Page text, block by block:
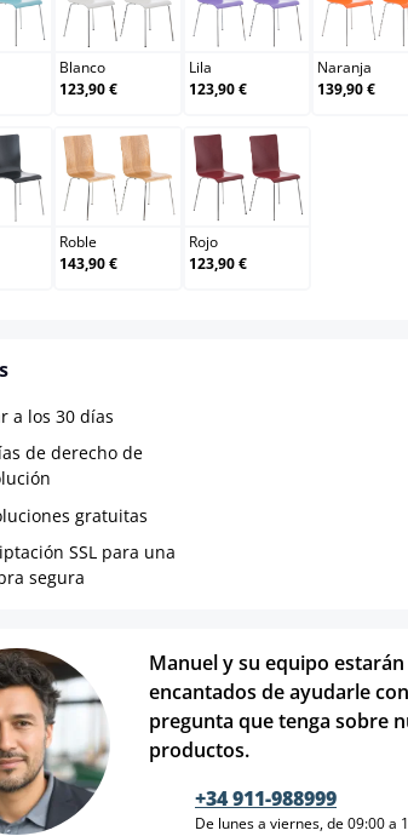
claro Blanco
Blanco
123,90 €
Lila
Lila
123,90 €
Naranja
139,90 €
Roble
Roble
143,90 €
Rojo
Rojo
123,90 €
a los 30 días
de derecho de
gratuitas
SSL para una
segura
Manuel y su equipo estarán
encantados de ayudarle
pregunta que tenga sobre
productos.
+34 911-988999
De lunes a viernes, de 09:00 a